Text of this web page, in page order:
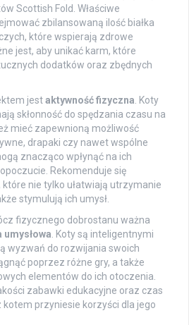
Scottish Fold. Właściwe
zbilansowaną ilość białka
które wspierają zdrowe
jest, aby unikać karm, które
dodatków oraz zbędnych
jestaktywność fizyczna . Koty
skłonność do spędzania czasu na
mieć zapewnioną możliwość
drapaki czy nawet wspólne
znacząco wpłynąć na ich
Rekomenduje się
nie tylko ułatwiają utrzymanie
stymulują ich umysł.
fizycznego dobrostanu ważna
. Koty są inteligentnymi
wyzwań do rozwijania swoich
poprzez różne gry, a także
elementów do ich otoczenia.
zabawki edukacyjne oraz czas
przyniesie korzyści dla jego